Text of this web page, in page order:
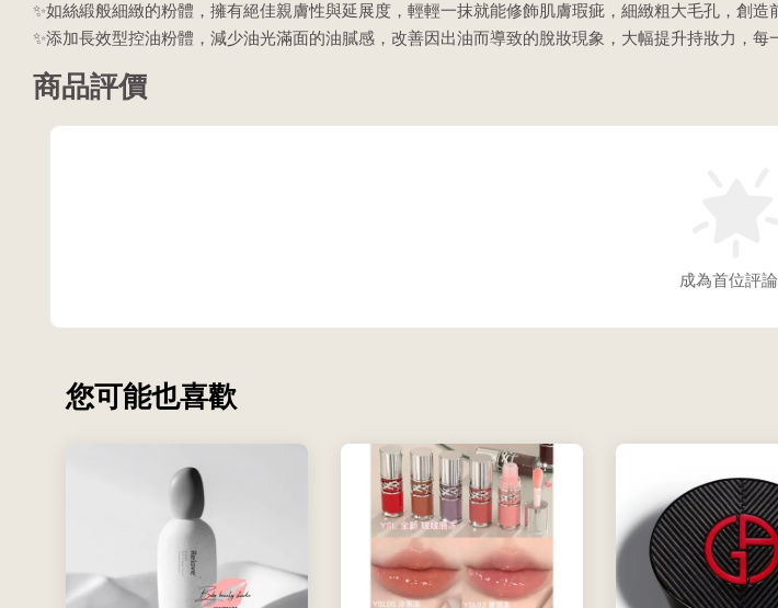
✨如絲緞般細緻的粉體，擁有絕佳親膚性與延展度，輕輕一抹就能修飾肌膚瑕疵，細緻粗大毛孔，創造
✨添加長效型控油粉體，減少油光滿面的油膩感，改善因出油而導致的脫妝現象，大幅提升持妝力，每
商品評價
成為首位評
您可能也喜歡